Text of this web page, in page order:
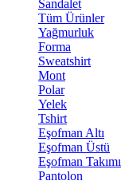
Sandalet
Tüm Ürünler
Yağmurluk
Forma
Sweatshirt
Mont
Polar
Yelek
Tshirt
Eşofman Altı
Eşofman Üstü
Eşofman Takımı
Pantolon